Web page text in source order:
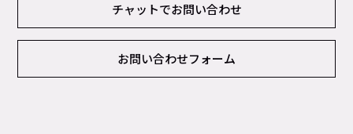
チャットでお問い合わせ
お問い合わせフォーム